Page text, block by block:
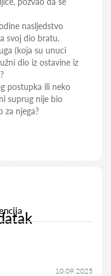
nasljedstvo
svoj dio bratu.
(koja su unuci
dio iz ostavine iz
postupka ili neko
suprug nije bio
za njega?
10.09.2025